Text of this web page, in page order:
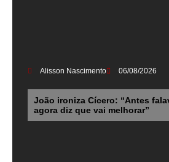
Alisson Nascimento 06/08/2026
João ironiza Cícero: “Antes
agora diz que vai melhorar”